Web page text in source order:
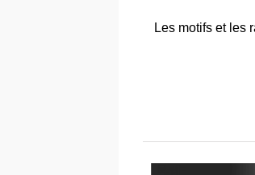
Les motifs et les